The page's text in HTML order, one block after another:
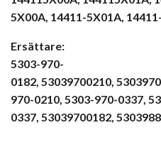
5X00A, 14411-5X01A,
Ersättare:
5303-970-
0182, 53039700210,
970-0210, 5303-970-0337,
0337, 53039700182,